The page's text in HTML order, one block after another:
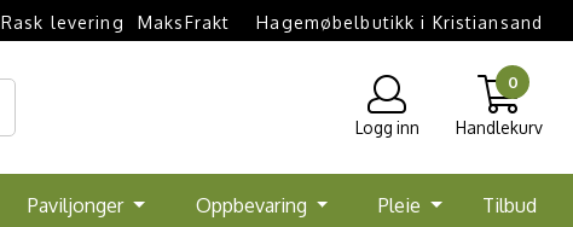
Rask levering  MaksFrakt Hagemøbelbutikk i Kristiansand
Logg inn
0
Handlekurv
Paviljonger Oppbevaring Pleie Tilbud